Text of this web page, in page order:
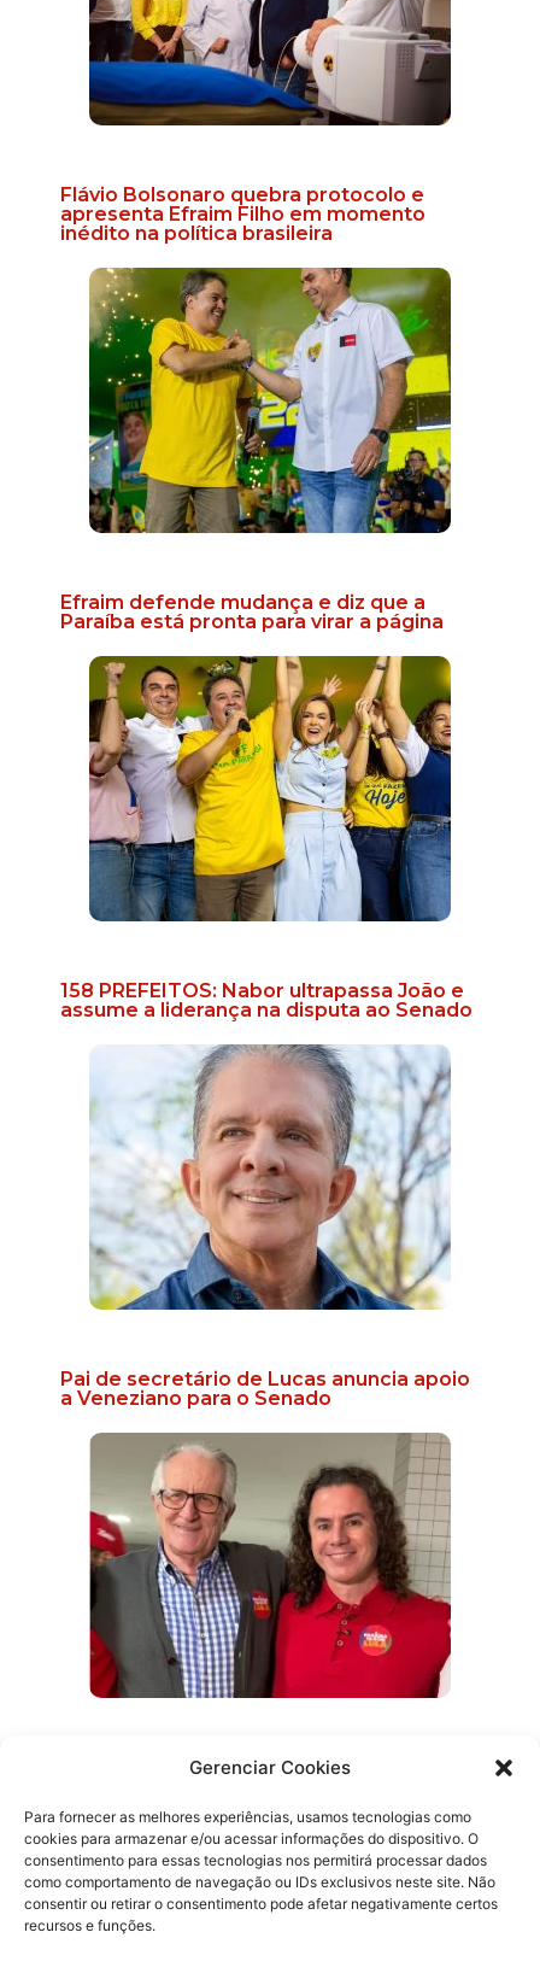
Gerenciar Cookies
Para fornecer as melhores experiências, usamos tecnologias como
cookies para armazenar e/ou acessar informações do dispositivo. O
consentimento para essas tecnologias nos permitirá processar dados
como comportamento de navegação ou IDs exclusivos neste site. Não
consentir ou retirar o consentimento pode afetar negativamente certos
recursos e funções.
Flávio Bolsonaro quebra protocolo e
apresenta Efraim Filho em momento
inédito na política brasileira
Efraim defende mudança e diz que a
Paraíba está pronta para virar a página
158 PREFEITOS: Nabor ultrapassa João e
assume a liderança na disputa ao Senado
Pai de secretário de Lucas anuncia apoio
a Veneziano para o Senado
Efraim promete reabrir delegacias e